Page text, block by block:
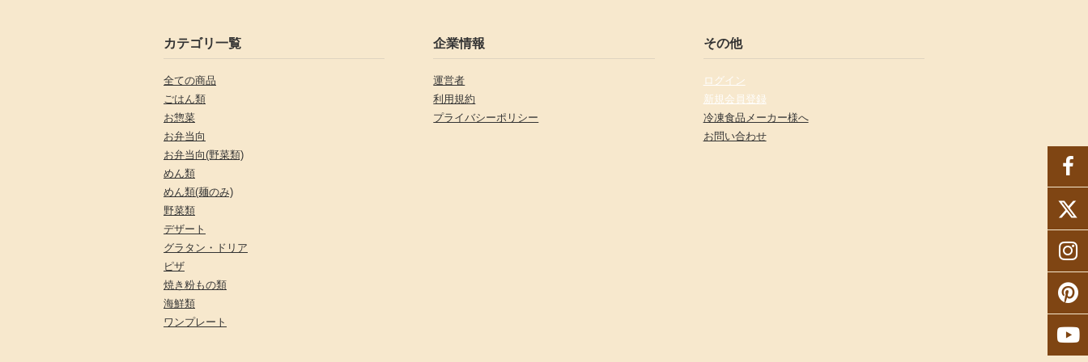
カテゴリ一覧
全ての商品
ごはん類
お惣菜
お弁当向
お弁当向(野菜類)
めん類
めん類(麺のみ)
野菜類
デザート
グラタン・ドリア
ピザ
焼き粉もの類
海鮮類
ワンプレート
企業情報
運営者
利用規約
プライバシーポリシー
その他
ログイン
新規会員登録
冷凍食品メーカー様へ
お問い合わせ